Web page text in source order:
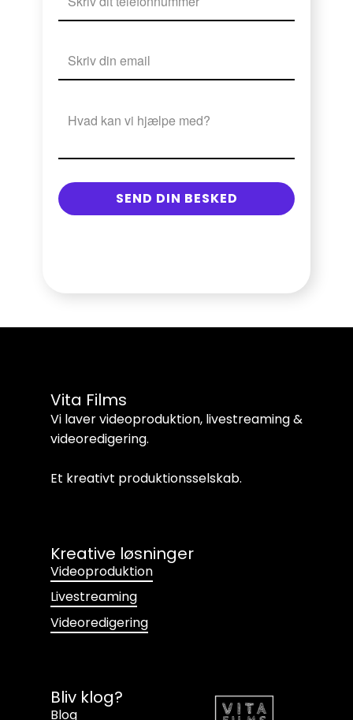
SEND DIN BESKED
Vita Films
Vi laver videoproduktion, livestreaming &
videoredigering.
Et kreativt produktionsselskab.
Kreative løsninger
Videoproduktion
Livestreaming
Videoredigering
Bliv klog?
Blog